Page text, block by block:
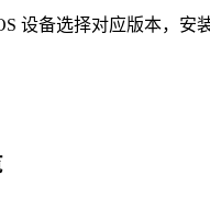
设备选择对应版本，安